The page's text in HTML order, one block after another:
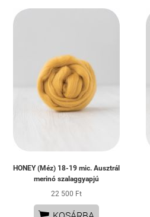
HONEY (Méz) 18-19 mic. Ausztrál
merinó szalaggyapjú
22 500 Ft